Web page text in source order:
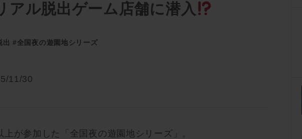
アル脱出ゲーム店舗に潜入
出 #全国夜の遊園地シリーズ
11/30
上が参加した「全国夜の遊園地シリーズ」。